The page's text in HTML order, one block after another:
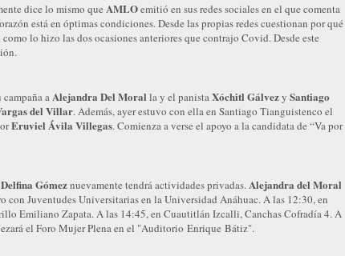
dice lo mismo que AMLOemitió en sus redes sociales en el que comenta
está en óptimas condiciones. Desde las propias redes cuestionan por qué
lo hizo las dos ocasiones anteriores que contrajo Covid. Desde este
campaña aAlejandra Del Moral la y el panistaXóchitl Gálvezy Santiago
del Villar. Además, ayer estuvo con ella en Santiago Tianguistenco el
Eruviel Ávila Villegas. Comienza a verse el apoyo a la candidata de “Va por
Delfina Gómeznuevamente tendrá actividades privadas.Alejandra del Moral
con Juventudes Universitarias en la Universidad Anáhuac. A las 12:30, en
Emiliano Zapata. A las 14:45, en Cuautitlán Izcalli, Canchas Cofradía 4. A
el Foro Mujer Plena en el "Auditorio Enrique Bátiz".